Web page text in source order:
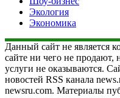
Экология
Экономика
Данный сайт не является
сайте ни чего не продают,
услуги не оказываются.
новостей RSS канала
newsru.com. Материалы